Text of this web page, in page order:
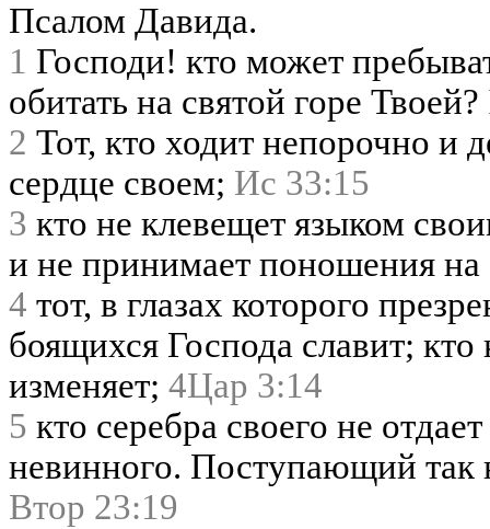
Псалом Давида.
1 Господи! кто может
обитать на святой горе Твоей?
2 Тот, кто ходит непорочно и
сердце своем; Ис 33:15
3 кто не клевещет языком
и не принимает поношения
4 тот, в глазах которого
боящихся Господа славит; кто
изменяет; 4Цар 3:14
5 кто серебра своего не
невинного. Поступающий так
Втор 23:19